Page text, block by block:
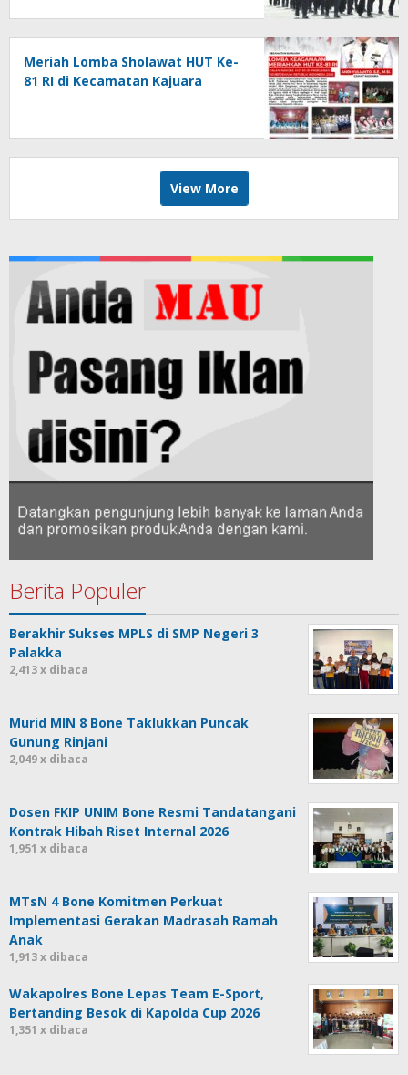
Meriah Lomba Sholawat HUT Ke-
81 RI di Kecamatan Kajuara
View More
Berita Populer
Berakhir Sukses MPLS di SMP Negeri 3
Palakka
2,413 x dibaca
Murid MIN 8 Bone Taklukkan Puncak
Gunung Rinjani
2,049 x dibaca
Dosen FKIP UNIM Bone Resmi Tandatangani
Kontrak Hibah Riset Internal 2026
1,951 x dibaca
MTsN 4 Bone Komitmen Perkuat
Implementasi Gerakan Madrasah Ramah
Anak
1,913 x dibaca
Wakapolres Bone Lepas Team E-Sport,
Bertanding Besok di Kapolda Cup 2026
1,351 x dibaca